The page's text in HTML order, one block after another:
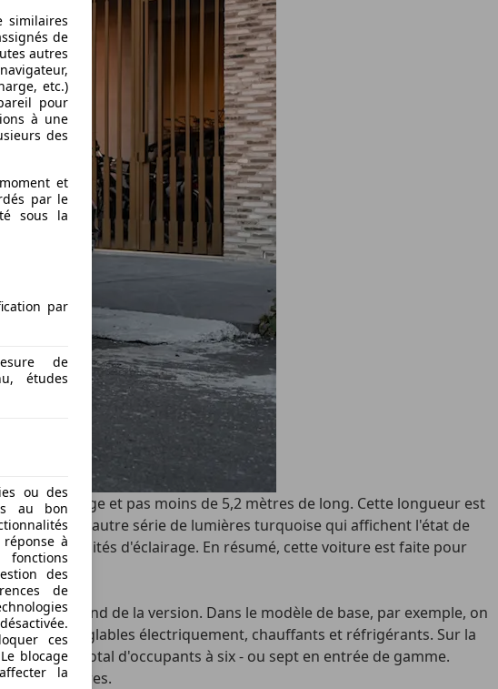
similaires
de
autres
etc.)
pour
à une
des
et
par le
sous la
par
de
études
ou des
au bon
à
des
de
ces
blocage
la
de large et pas moins de 5,2 mètres de long. Cette longueur est
une autre série de lumières turquoise qui affichent l'état de
les deux unités d'éclairage. En résumé, cette voiture est faite pour
cela dépend de la version. Dans le modèle de base, par exemple, on
réglables électriquement, chauffants et réfrigérants. Sur la
nombre total d'occupants à six - ou sept en entrée de gamme.
de 796 litres.